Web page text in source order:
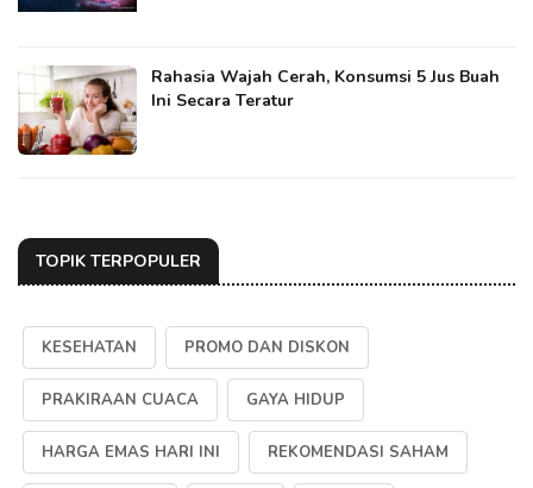
Rahasia Wajah Cerah, Konsumsi 5 Jus Buah
Ini Secara Teratur
TOPIK TERPOPULER
KESEHATAN PROMO DAN DISKON
PRAKIRAAN CUACA GAYA HIDUP
HARGA EMAS HARI INI REKOMENDASI SAHAM